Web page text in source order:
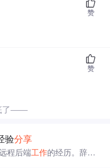
赞
赞
了——
验分享
程后端工作的经历。辞职